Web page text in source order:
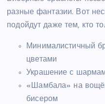
разные фантазии. Вот
подойдут даже тем, кто
Минималистичный
цветами
Украшение с
«Шамбала» на
бисером